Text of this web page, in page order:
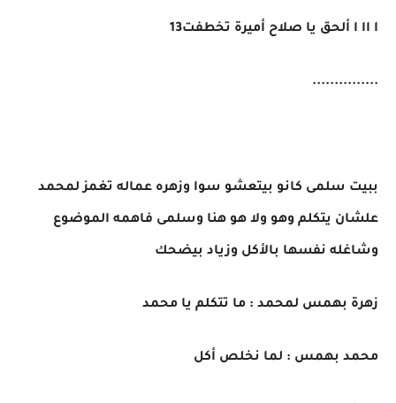
ا اا ا ألحق يا صلاح أميرة تخطفت13
...............
ببيت سلمى كانو بيتعشو سوا وزهره عماله تغمز لمحمد
علشان يتكلم وهو ولا هو هنا وسلمى فاهمه الموضوع
وشاغله نفسها بالأكل وزياد بيضحك
زهرة بهمس لمحمد : ما تتكلم يا محمد
محمد بهمس : لما نخلص أكل